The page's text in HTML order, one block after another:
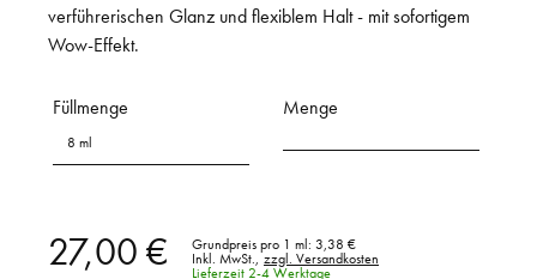
verführerischen Glanz und flexiblem Halt - mit sofortigem
Wow-Effekt.
Füllmenge
8 ml
Menge
27,00 € Grundpreis pro 1 ml: 3,38 €
Inkl. MwSt.,
zzgl. Versandkosten
Lieferzeit 2-4 Werktage